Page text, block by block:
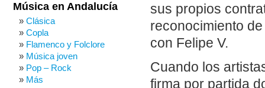
sus propios
reconocimiento
con Felipe V.
Cuando los
firma por partida
Música en Andalucía
Clásica
Copla
Flamenco y Folclore
Música joven
Pop – Rock
Más